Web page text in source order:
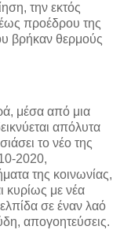
την εκτός
προέδρου της
βρήκαν θερμούς
μέσα από μια
απόλυτα
το νέο της
2020,
της κοινωνίας,
κυρίως με νέα
σε έναν λαό
απογοητεύσεις.